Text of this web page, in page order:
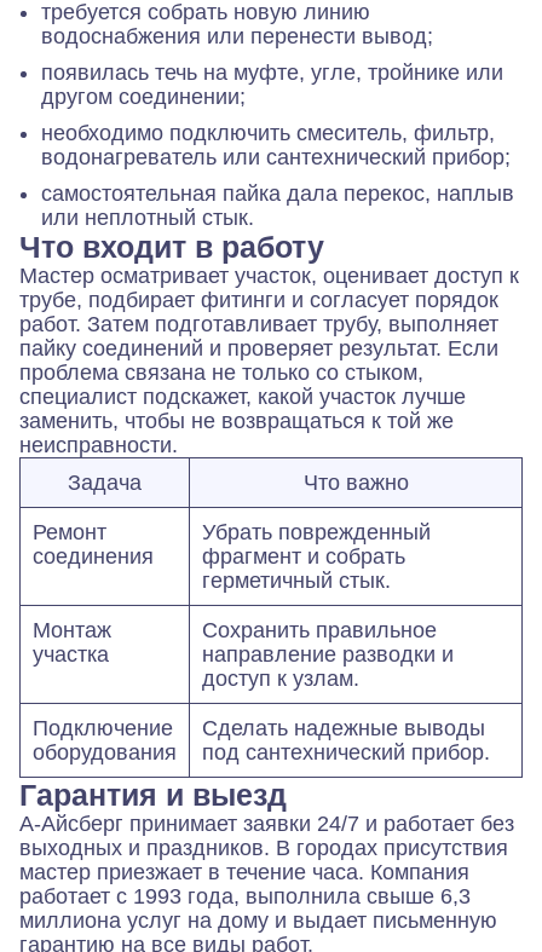
требуется собрать новую линию
водоснабжения или перенести вывод;
появилась течь на муфте, угле, тройнике или
другом соединении;
необходимо подключить смеситель, фильтр,
водонагреватель или сантехнический прибор;
самостоятельная пайка дала перекос, наплыв
или неплотный стык.
Что входит в работу
Мастер осматривает участок, оценивает доступ к
трубе, подбирает фитинги и согласует порядок
работ. Затем подготавливает трубу, выполняет
пайку соединений и проверяет результат. Если
проблема связана не только со стыком,
специалист подскажет, какой участок лучше
заменить, чтобы не возвращаться к той же
неисправности.
Задача
Что важно
Ремонт
соединения
Убрать поврежденный
фрагмент и собрать
герметичный стык.
Монтаж
участка
Сохранить правильное
направление разводки и
доступ к узлам.
Подключение
оборудования
Сделать надежные выводы
под сантехнический прибор.
Гарантия и выезд
А-Айсберг принимает заявки 24/7 и работает без
выходных и праздников. В городах присутствия
мастер приезжает в течение часа. Компания
работает с 1993 года, выполнила свыше 6,3
миллиона услуг на дому и выдает письменную
гарантию на все виды работ.